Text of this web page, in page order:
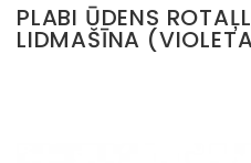
PLABI ŪDENS
LIDMAŠĪNA